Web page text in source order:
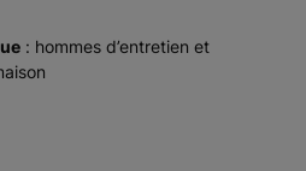
: hommes d’entretien et